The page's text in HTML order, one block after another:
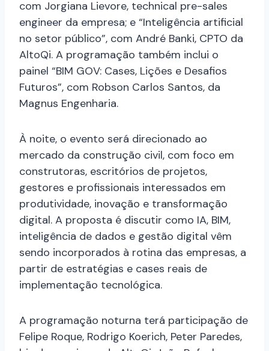
com Jorgiana Lievore, technical pre-sales
engineer da empresa; e “Inteligência artificial
no setor público”, com André Banki, CPTO da
AltoQi. A programação também inclui o
painel “BIM GOV: Cases, Lições e Desafios
Futuros”, com Robson Carlos Santos, da
Magnus Engenharia.
À noite, o evento será direcionado ao
mercado da construção civil, com foco em
construtoras, escritórios de projetos,
gestores e profissionais interessados em
produtividade, inovação e transformação
digital. A proposta é discutir como IA, BIM,
inteligência de dados e gestão digital vêm
sendo incorporados à rotina das empresas, a
partir de estratégias e cases reais de
implementação tecnológica.
A programação noturna terá participação de
Felipe Roque, Rodrigo Koerich, Peter Paredes,